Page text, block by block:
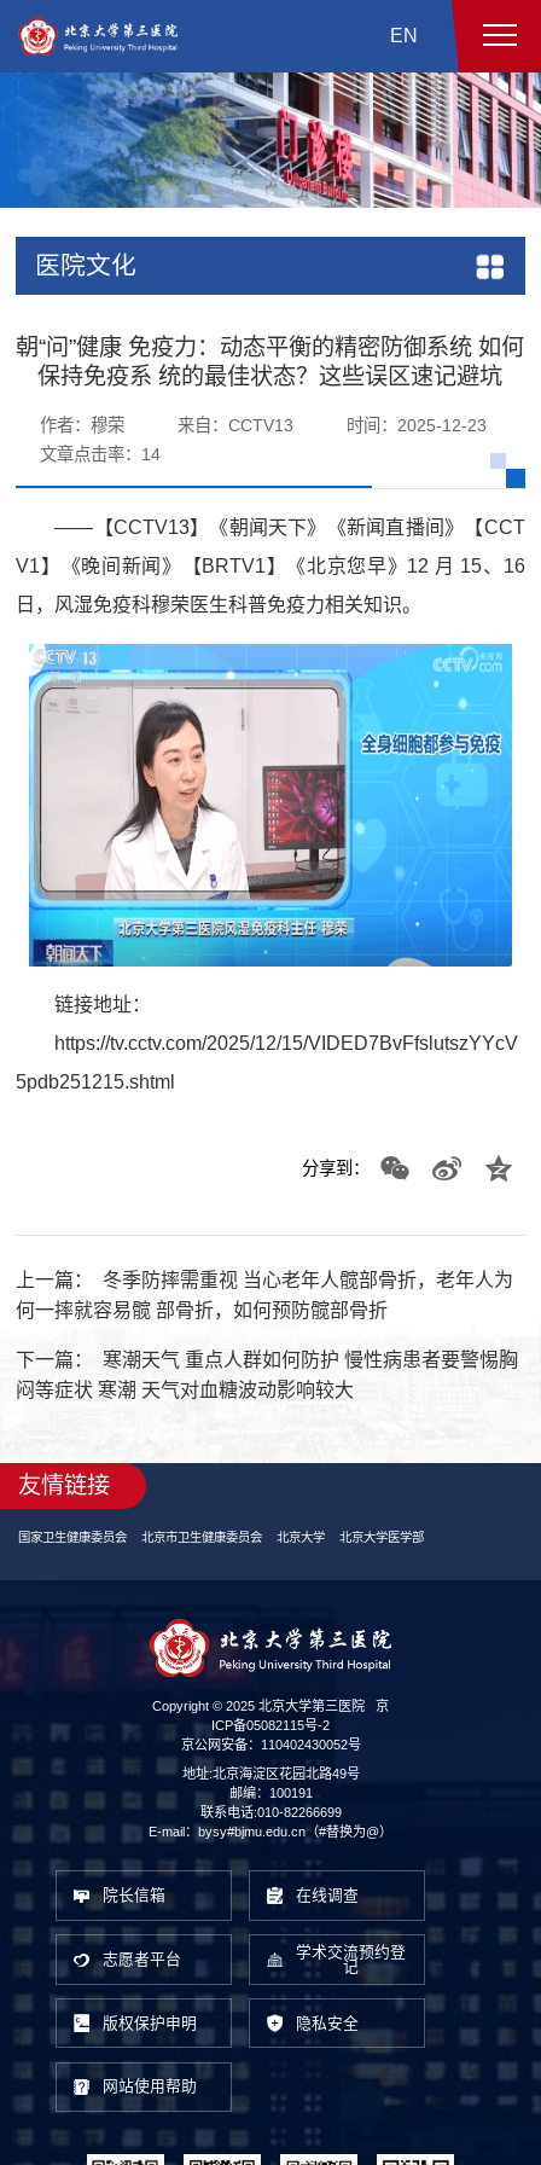
EN
医院文化
朝“问”健康 免疫力：动态平衡的精密防御系统 如何
保持免疫系 统的最佳状态？这些误区速记避坑
作者：穆荣 来自：CCTV13
时间：2025-12-23
文章点击率： 14
——【CCTV13】《朝闻天下》《新闻直播间》【CCT
V1】《晚间新闻》【BRTV1】《北京您早》12 月 15、16
日，风湿免疫科穆荣医生科普免疫力相关知识。
链接地址：
https://tv.cctv.com/2025/12/15/VIDED7BvFfslutszYYcV
5pdb251215.shtml
分享到：
上一篇：
冬季防摔需重视 当心老年人髋部骨折，老年人为
何一摔就容易髋 部骨折，如何预防髋部骨折
下一篇：
寒潮天气 重点人群如何防护 慢性病患者要警惕胸
闷等症状 寒潮 天气对血糖波动影响较大
友情链接
国家卫生健康委员会 北京市卫生健康委员会 北京大学 北京大学医学部
Copyright © 2025 北京大学第三医院
京
ICP备05082115号-2
京公网安备：110402430052号
地址:北京海淀区花园北路49号
邮编：100191
联系电话:010-82266699
E-mail：bysy#bjmu.edu.cn（#替换为@）
院长信箱 在线调查
志愿者平台
学术交流预约登
记
版权保护申明 隐私安全
网站使用帮助